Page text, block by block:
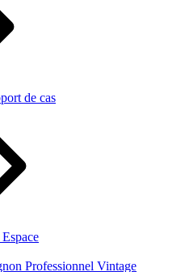
de cas
Espace
Professionnel Vintage